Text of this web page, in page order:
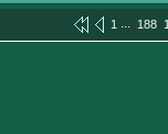
1 ... 188